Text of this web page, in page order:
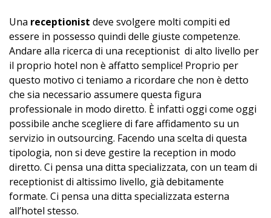
Una receptionist deve svolgere molti compiti ed
essere in possesso quindi delle giuste competenze.
Andare alla ricerca di una receptionist di alto livello per
il proprio hotel non è affatto semplice! Proprio per
questo motivo ci teniamo a ricordare che non è detto
che sia necessario assumere questa figura
professionale in modo diretto. È infatti oggi come oggi
possibile anche scegliere di fare affidamento su un
servizio in outsourcing. Facendo una scelta di questa
tipologia, non si deve gestire la reception in modo
diretto. Ci pensa una ditta specializzata, con un team di
receptionist di altissimo livello, già debitamente
formate. Ci pensa una ditta specializzata esterna
all’hotel stesso.